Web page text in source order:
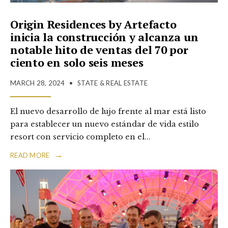
Origin Residences by Artefacto
inicia la construcción y alcanza un
notable hito de ventas del 70 por
ciento en solo seis meses
MARCH 28, 2024 • STATE & REAL ESTATE
El nuevo desarrollo de lujo frente al mar está listo
para establecer un nuevo estándar de vida estilo
resort con servicio completo en el...
READ MORE →